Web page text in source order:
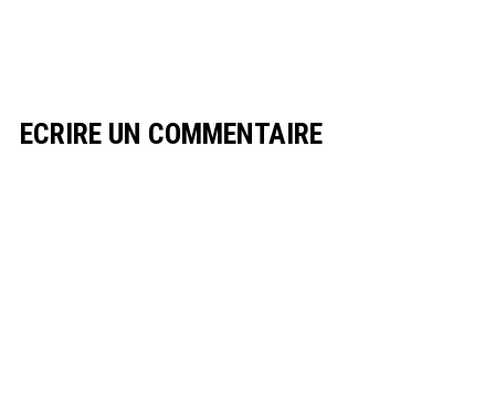
ECRIRE UN COMMENTAIRE